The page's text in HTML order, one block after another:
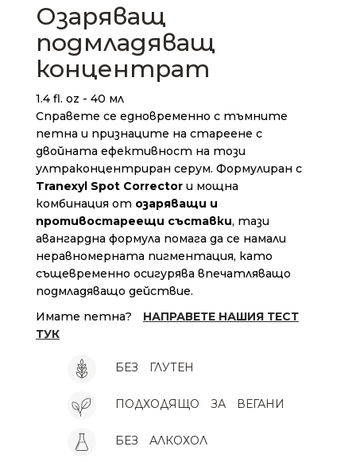
Озаряващ
подмладяващ
концентрат
1.4 fl. oz - 40 мл
Справете се едновременно с тъмните
петна и признаците на стареене с
двойната ефективност на този
ултраконцентриран серум. Формулиран с
Tranexyl Spot Corrector и мощна
комбинация от озаряващи и
противостареещи съставки, тази
авангардна формула помага да се намали
неравномерната пигментация, като
същевременно осигурява впечатляващо
подмладяващо действие.
Имате петна?
НАПРАВЕТЕ НАШИЯ ТЕСТ
ТУК
БЕЗ ГЛУТЕН
ПОДХОДЯЩО ЗА ВЕГАНИ
БЕЗ АЛКОХОЛ